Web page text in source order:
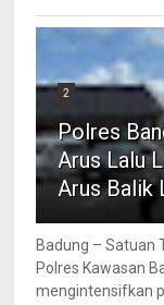
2
Polres
Arus Lalu
Arus Balik
Badung – Satuan
Polres Kawasan
mengintensifkan